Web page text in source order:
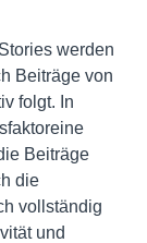
werden
Beiträge von
folgt. In
Beiträge
die
vollständig
und